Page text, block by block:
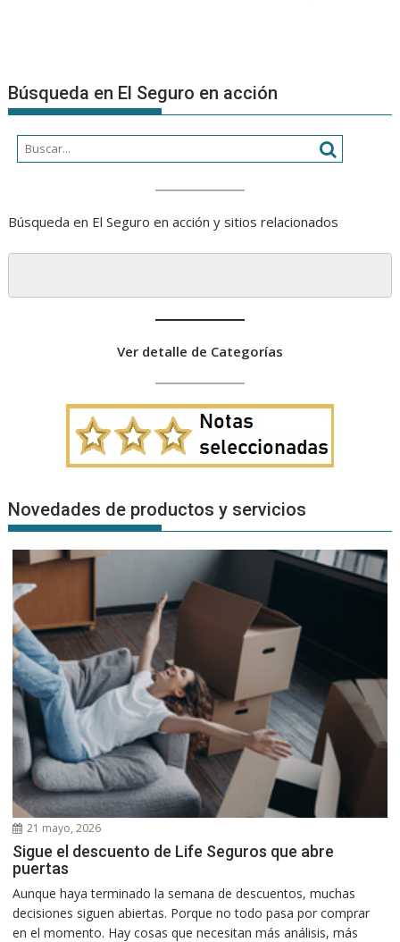
Búsqueda en El Seguro en acción
Búsqueda en El Seguro en acción y sitios relacionados
Ver detalle de Categorías
Novedades de productos y servicios
21 mayo, 2026
Sigue el descuento de Life Seguros que abre
puertas
Aunque haya terminado la semana de descuentos, muchas
decisiones siguen abiertas. Porque no todo pasa por comprar
en el momento. Hay cosas que necesitan más análisis, más